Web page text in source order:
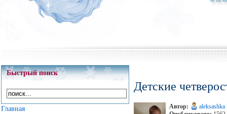
Быстрый поиск
Главная
Детские
Автор:
aleksashka